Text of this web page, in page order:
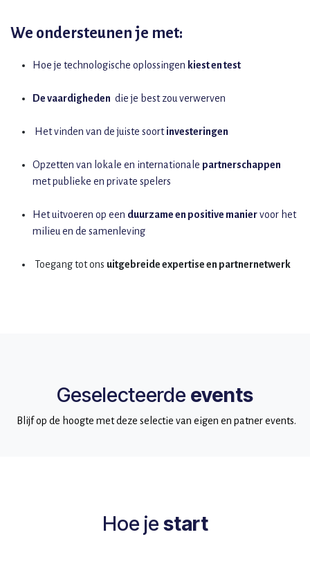
We ondersteunen je met:
Hoe je technologische oplossingen kiest en test
De vaardigheden die je best zou verwerven
Het vinden van de juiste soortinvesteringen
Opzetten van lokale en internationale partnerschappen
met publieke en private spelers
Het uitvoeren op een duurzame en positive maniervoor het
milieu en de samenleving ​
Toegang tot ons uitgebreide expertise en partnernetwerk
Geselecteerde events
Blijf op de hoogte met deze selectie van eigen en patner events.
Hoe je start